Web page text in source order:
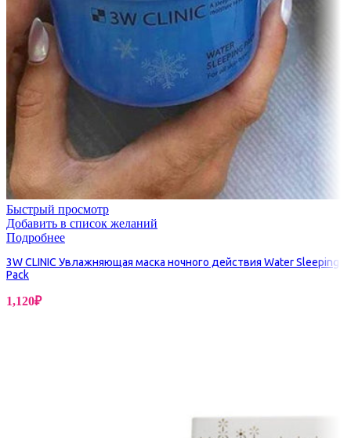
Быстрый просмотр
Добавить в список желаний
Подробнее
3W CLINIC Увлажняющая маска ночного действия Water Sleeping
Pack
1,120₽